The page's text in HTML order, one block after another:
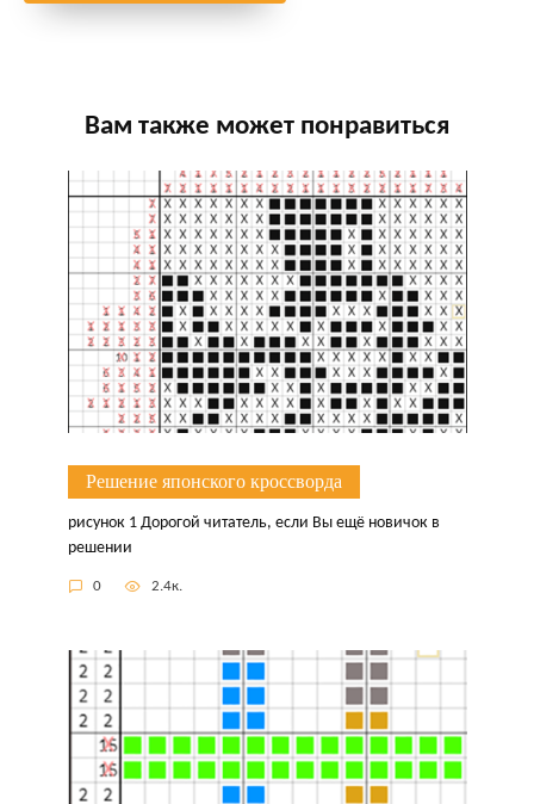
Вам также может понравиться
Решение японского кроссворда
рисунок 1 Дорогой читатель, если Вы ещё новичок в
решении
0 2.4к.